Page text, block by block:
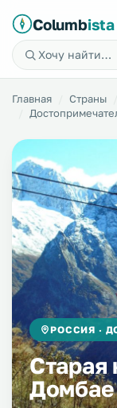
Columbista
Главная Страны
РОССИЯ ·
Старая
Домбае